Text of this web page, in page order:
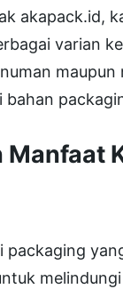
akapack.id,
varian
bahan
Manfaat
packaging